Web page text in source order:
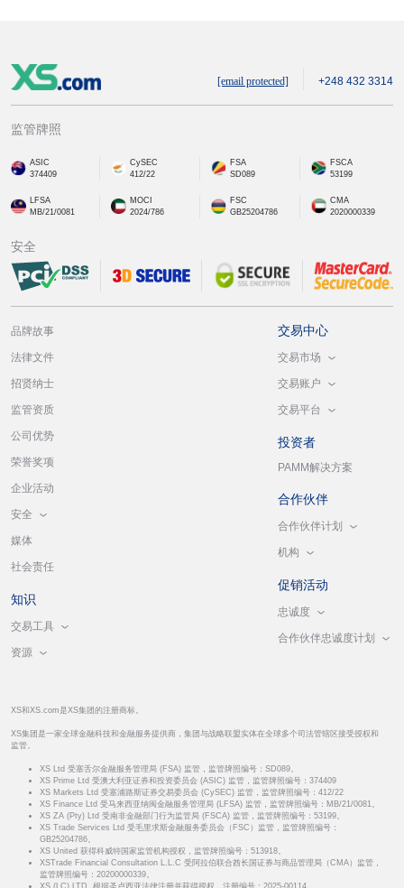
[email protected] +248 432 3314
监管牌照
ASIC
374409
CySEC
412/22
FSA
SD089
FSCA
53199
LFSA
MB/21/0081
MOCI
2024/786
FSC
GB25204786
CMA
2020000339
安全
品牌故事
法律文件
招贤纳士
监管资质
公司优势
荣誉奖项
企业活动
安全
媒体
社会责任
知识
交易工具
资源
交易中心
交易市场
交易账户
交易平台
投资者
PAMM解决方案
合作伙伴
合作伙伴计划
机构
促销活动
忠诚度
合作伙伴忠诚度计划
XS和XS.com是XS集团的注册商标。
XS集团是一家全球金融科技和金融服务提供商，集团与战略联盟实体在全球多个司法管辖区接受授权和
监管。
XS Ltd 受塞舌尔金融服务管理局 (FSA) 监管，监管牌照编号：SD089。
XS Prime Ltd 受澳大利亚证券和投资委员会 (ASIC) 监管，监管牌照编号：374409
XS Markets Ltd 受塞浦路斯证券交易委员会 (CySEC) 监管，监管牌照编号：412/22
XS Finance Ltd 受马来西亚纳闽金融服务管理局 (LFSA) 监管，监管牌照编号：MB/21/0081。
XS ZA (Pty) Ltd 受南非金融部门行为监管局 (FSCA) 监管，监管牌照编号：53199。
XS Trade Services Ltd 受毛里求斯金融服务委员会（FSC）监管，监管牌照编号：
GB25204786。
XS United 获得科威特国家监管机构授权，监管牌照编号：513918。
XSTrade Financial Consultation L.L.C 受阿拉伯联合酋长国证券与商品管理局（CMA）监管，
监管牌照编号：20200000339。